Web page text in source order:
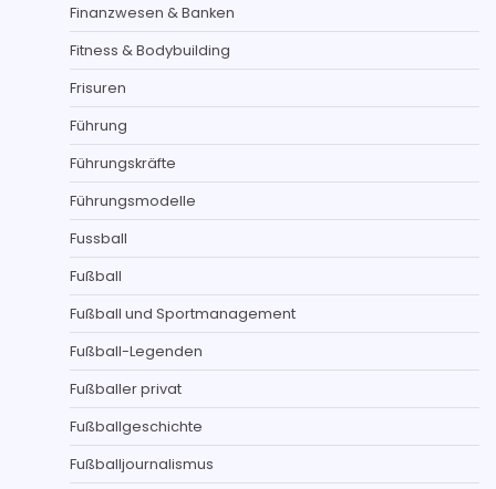
Finanzwesen & Banken
Fitness & Bodybuilding
Frisuren
Führung
Führungskräfte
Führungsmodelle
Fussball
Fußball
Fußball und Sportmanagement
Fußball-Legenden
Fußballer privat
Fußballgeschichte
Fußballjournalismus